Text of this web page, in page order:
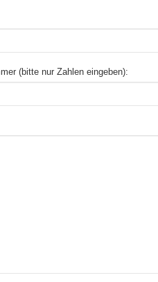
(bitte nur Zahlen eingeben):